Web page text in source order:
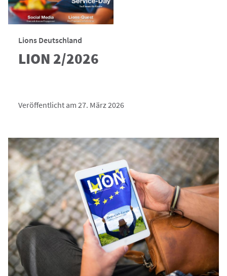
Lions Deutschland
LION 2/2026
Veröffentlicht am 27. März 2026